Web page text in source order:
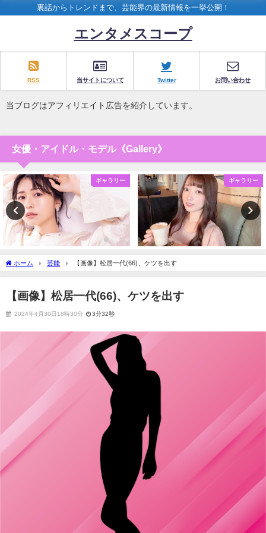
裏話からトレンドまで、芸能界の最新情報を一挙公開！
エンタメスコープ
RSS 当サイトについて Twitter お問い合わせ
当ブログはアフィリエイト広告を紹介しています。
女優・アイドル・モデル《Gallery》
ギャラリー ギャラリー
ホーム 芸能 【画像】松居一代(66)、ケツを出す
【画像】松居一代(66)、ケツを出す
2024年4月30日18時30分 3分32秒